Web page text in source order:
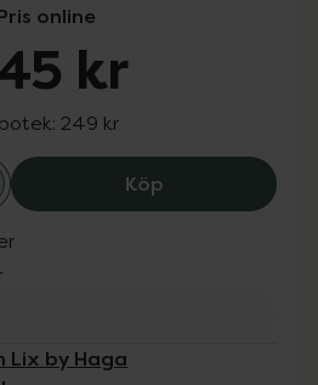
online
kr
249 kr
KöpHaga Optik
Lix by Haga